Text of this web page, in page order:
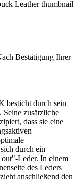
Bestätigung Ihrer
besticht durch sein
zusätzliche
dass sie eine
durch ein
out"-Leder. In einem
des Leders
anschließend den